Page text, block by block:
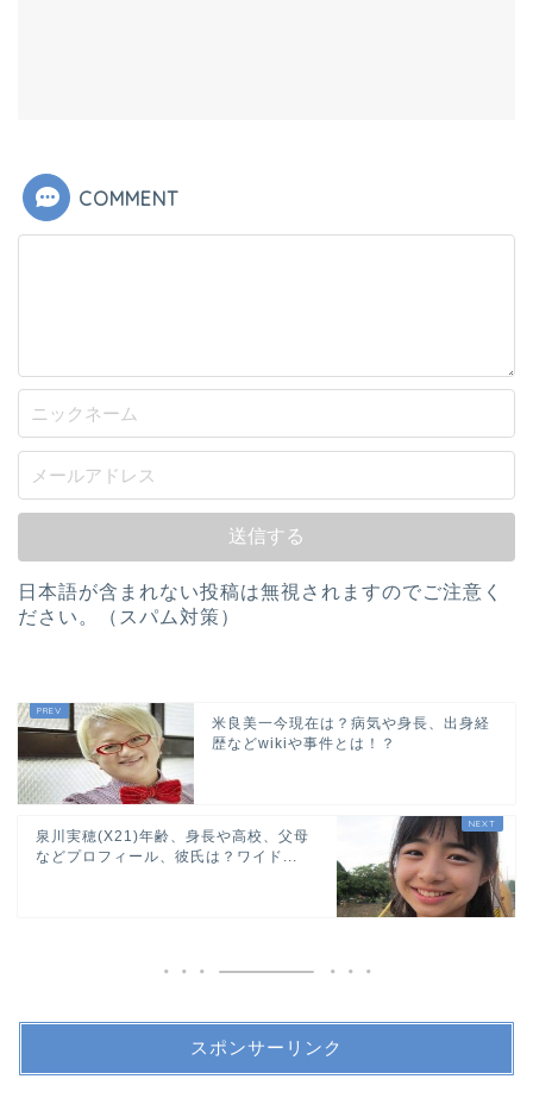
COMMENT
日本語が含まれない投稿は無視されますのでご注意く
ださい。（スパム対策）
米良美一今現在は？病気や身長、出身経
歴などwikiや事件とは！？
泉川実穂(X21)年齢、身長や高校、父母
などプロフィール、彼氏は？ワイド...
スポンサーリンク